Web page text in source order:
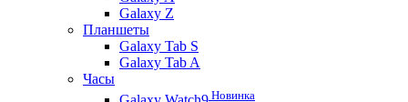
Galaxy Z
Планшеты
Galaxy Tab S
Galaxy Tab A
Часы
Новинка